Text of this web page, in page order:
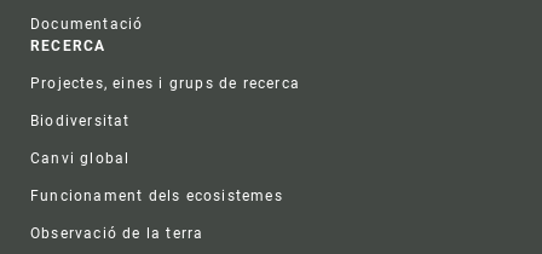
Documentació
RECERCA
Projectes, eines i grups de recerca
Biodiversitat
Canvi global
Funcionament dels ecosistemes
Observació de la terra